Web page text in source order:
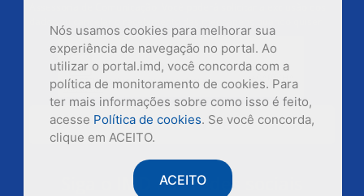
Nós usamos cookies para melhorar sua
experiência de navegação no portal. Ao
utilizar o portal.imd, você concorda com a
política de monitoramento de cookies. Para
ter mais informações sobre como isso é feito,
acesse Política de cookies. Se você concorda,
clique em ACEITO.
ACEITO
Inscrever-se
Siga o IMD nas redes sociais